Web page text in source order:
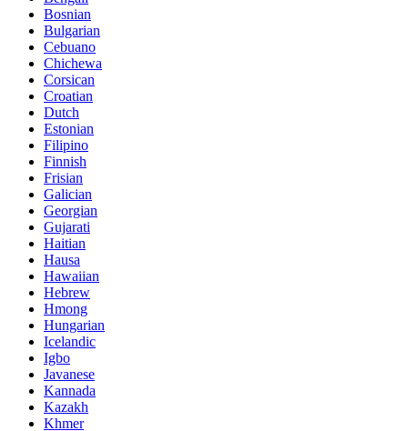
Bosnian
Bulgarian
Cebuano
Chichewa
Corsican
Croatian
Dutch
Estonian
Filipino
Finnish
Frisian
Galician
Georgian
Gujarati
Haitian
Hausa
Hawaiian
Hebrew
Hmong
Hungarian
Icelandic
Igbo
Javanese
Kannada
Kazakh
Khmer